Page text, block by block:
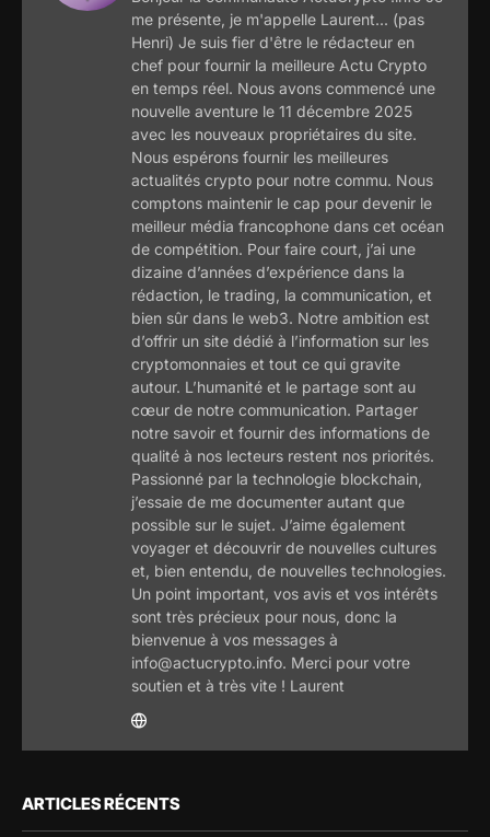
me présente, je m'appelle Laurent... (pas
Henri) Je suis fier d'être le rédacteur en
chef pour fournir la meilleure Actu Crypto
en temps réel. Nous avons commencé une
nouvelle aventure le 11 décembre 2025
avec les nouveaux propriétaires du site.
Nous espérons fournir les meilleures
actualités crypto pour notre commu. Nous
comptons maintenir le cap pour devenir le
meilleur média francophone dans cet océan
de compétition. Pour faire court, j’ai une
dizaine d’années d’expérience dans la
rédaction, le trading, la communication, et
bien sûr dans le web3. Notre ambition est
d’offrir un site dédié à l’information sur les
cryptomonnaies et tout ce qui gravite
autour. L’humanité et le partage sont au
cœur de notre communication. Partager
notre savoir et fournir des informations de
qualité à nos lecteurs restent nos priorités.
Passionné par la technologie blockchain,
j’essaie de me documenter autant que
possible sur le sujet. J’aime également
voyager et découvrir de nouvelles cultures
et, bien entendu, de nouvelles technologies.
Un point important, vos avis et vos intérêts
sont très précieux pour nous, donc la
bienvenue à vos messages à
info@actucrypto.info. Merci pour votre
soutien et à très vite ! Laurent
ARTICLES RÉCENTS